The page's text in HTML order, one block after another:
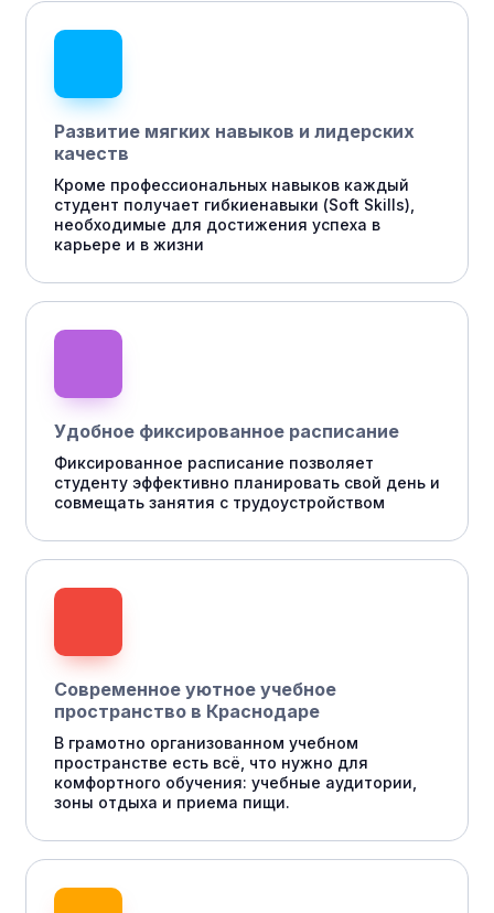
Развитие мягких навыков и лидерских
качеств
Кроме профессиональных навыков каждый
студент получает гибкиенавыки (Soft Skills),
необходимые для достижения успеха в
карьере и в жизни
Удобное фиксированное расписание
Фиксированное расписание позволяет
студенту эффективно планировать свой день и
совмещать занятия с трудоустройством
Современное уютное учебное
пространство в Краснодаре
В грамотно организованном учебном
пространстве есть всё, что нужно для
комфортного обучения: учебные аудитории,
зоны отдыха и приема пищи.